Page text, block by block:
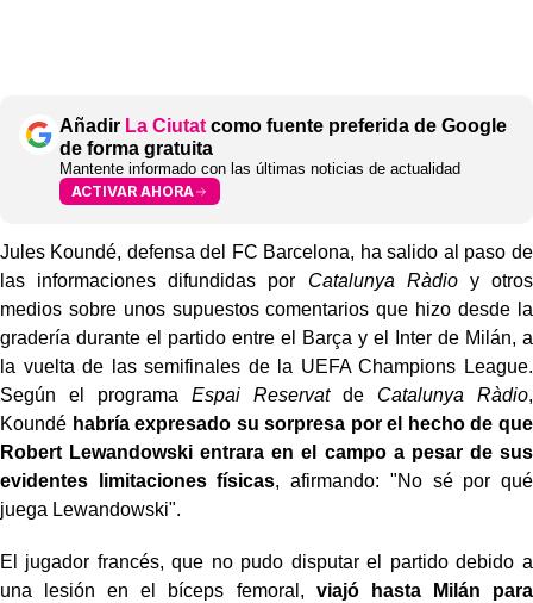
Añadir La Ciutatcomo fuente preferida de Google
de forma gratuita
Mantente informado con las últimas noticias de actualidad
ACTIVAR AHORA
Jules Koundé, defensa del FC Barcelona, ha salido al paso de
las informaciones difundidas por Catalunya Ràdioy otros
medios sobre unos supuestos comentarios que hizo desde la
gradería durante el partido entre el Barça y el Inter de Milán, a
la vuelta de las semifinales de la UEFA Champions League.
Según el programa Espai Reservatde Catalunya Ràdio,
Koundé habría expresado su sorpresa por el hecho de que
Robert Lewandowski entrara en el campo a pesar de sus
evidentes limitaciones físicas, afirmando: "No sé por qué
juega Lewandowski".
El jugador francés, que no pudo disputar el partido debido a
una lesión en el bíceps femoral, viajó hasta Milán para